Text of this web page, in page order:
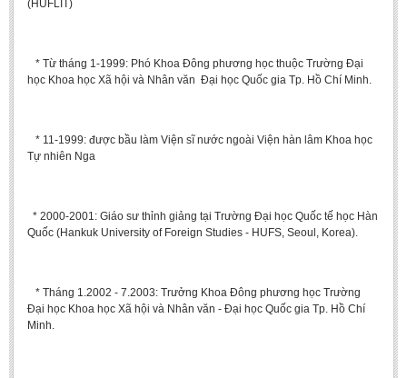
(HUFLIT)
* Từ tháng 1-1999: Phó Khoa Đông phương học thuộc Trường Đại
học Khoa học Xã hội và Nhân văn Đại học Quốc gia Tp. Hồ Chí Minh.
* 11-1999: được bầu làm Viện sĩ nước ngoài Viện hàn lâm Khoa học
Tự nhiên Nga
* 2000-2001: Giáo sư thỉnh giảng tại Trường Đại học Quốc tế học Hàn
Quốc (Hankuk University of Foreign Studies - HUFS, Seoul, Korea).
* Tháng 1.2002 - 7.2003: Trưởng Khoa Đông phương học Trường
Đại học Khoa học Xã hội và Nhân văn - Đại học Quốc gia Tp. Hồ Chí
Minh.